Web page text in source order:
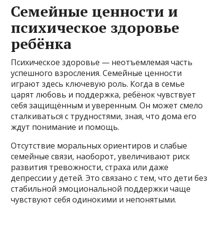
Семейные ценности и
психическое здоровье
ребёнка
Психическое здоровье — неотъемлемая часть
успешного взросления. Семейные ценности
играют здесь ключевую роль. Когда в семье
царят любовь и поддержка, ребёнок чувствует
себя защищённым и уверенным. Он может смело
сталкиваться с трудностями, зная, что дома его
ждут понимание и помощь.
Отсутствие моральных ориентиров и слабые
семейные связи, наоборот, увеличивают риск
развития тревожности, страха или даже
депрессии у детей. Это связано с тем, что дети без
стабильной эмоциональной поддержки чаще
чувствуют себя одинокими и непонятыми.